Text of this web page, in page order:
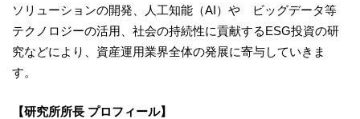
ソリューションの開発、人工知能（AI）や ビッグデータ等
テクノロジーの活用、社会の持続性に貢献するESG投資の研
究などにより、資産運用業界全体の発展に寄与していきま
す。
【研究所所長 プロフィール】​